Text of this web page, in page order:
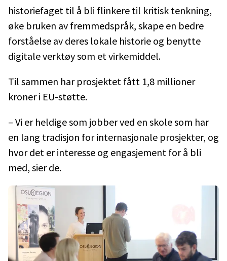
historiefaget til å bli flinkere til kritisk tenkning,
øke bruken av fremmedspråk, skape en bedre
forståelse av deres lokale historie og benytte
digitale verktøy som et virkemiddel.
Til sammen har prosjektet fått 1,8 millioner
kroner i EU-støtte.
– Vi er heldige som jobber ved en skole som har
en lang tradisjon for internasjonale prosjekter, og
hvor det er interesse og engasjement for å bli
med, sier de.